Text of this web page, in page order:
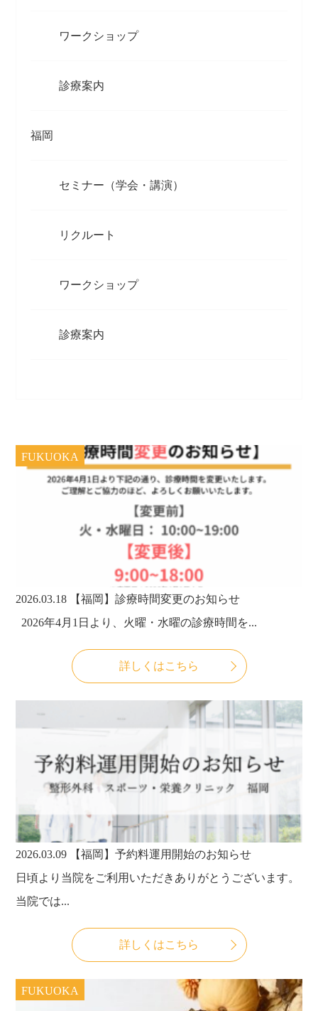
ワークショップ
診療案内
福岡
セミナー（学会・講演）
リクルート
ワークショップ
診療案内
FUKUOKA
2026.03.18
【福岡】診療時間変更のお知らせ
2026年4月1日より、火曜・水曜の診療時間を...
詳しくはこちら
2026.03.09
【福岡】予約料運用開始のお知らせ
日頃より当院をご利用いただきありがとうございます。
当院では...
詳しくはこちら
FUKUOKA